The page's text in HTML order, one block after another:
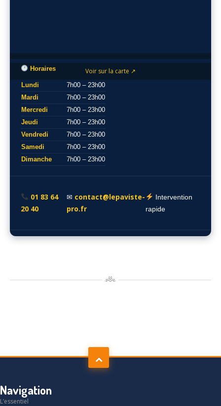
Voir sur la carte ↗
Horaires
Lundi
7h00 – 23h00
Mardi
7h00 – 23h00
Mercredi
7h00 – 23h00
Jeudi
7h00 – 23h00
Vendredi
7h00 – 23h00
Samedi
7h00 – 23h00
Dimanche
7h00 – 23h00
01 83 64
20 40
✉ contact@lepaviste-
pro.fr
Intervention
rapide
Navigation
L’essentiel